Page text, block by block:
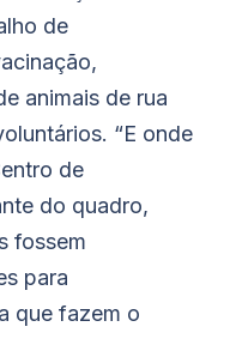
de
animais de rua
“E onde
de
do quadro,
fossem
para
que fazem o